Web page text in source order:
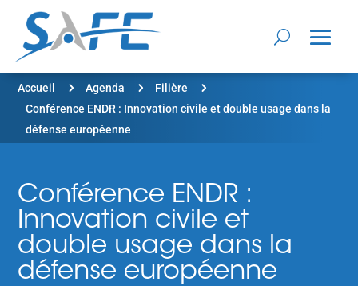
Accueil 5 Agenda 5 Filière 5
Conférence ENDR : Innovation civile et double usage dans la
défense européenne
Conférence ENDR :
Innovation civile et
double usage dans la
défense européenne